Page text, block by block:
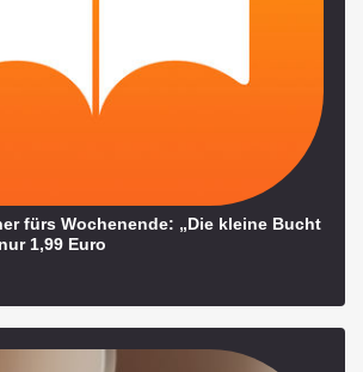
fürs Wochenende: „Die kleine Bucht
1,99 Euro